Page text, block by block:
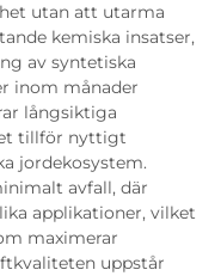
utan att utarma
kemiska insatser,
av syntetiska
inom månader
långsiktiga
tillför nyttigt
jordekosystem.
avfall, där
applikationer, vilket
maximerar
uppstår